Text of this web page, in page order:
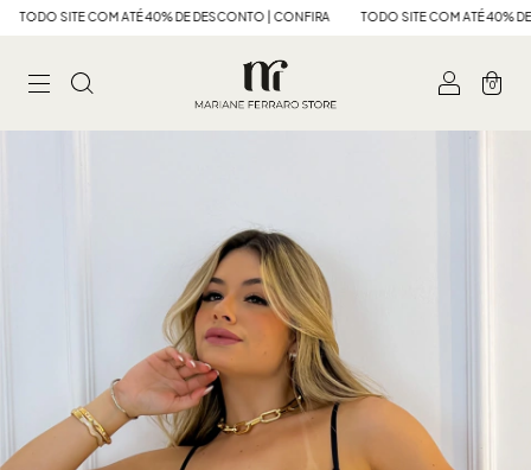
COM ATÉ 40% DE DESCONTO | CONFIRA TODO SITE COM ATÉ 40% DE
0